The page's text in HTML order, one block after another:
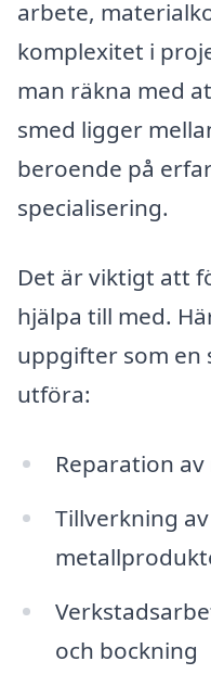
arbete,
komplexitet i
man räkna med
smed ligger
beroende på
specialisering.
Det är viktigt att
hjälpa till med.
uppgifter som en
utföra:
Reparation
Tillverkning
och bockning